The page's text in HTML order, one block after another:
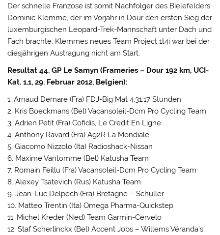
Der schnelle Franzose ist somit Nachfolger des Bielefelders
Dominic Klemme, der im Vorjahr in Dour den ersten Sieg der
luxemburgischen Leopard-Trek-Mannschaft unter Dach und
Fach brachte. Klemmes neues Team Project 1t4i war bei der
diesjährigen Austragung nicht am Start.
Resultat 44. GP Le Samyn (Frameries – Dour 192 km, UCI-
Kat. 1.1, 29. Februar 2012, Belgien):
1. Arnaud Demare (Fra) FDJ-Big Mat 4:31:17 Stunden
2. Kris Boeckmans (Bel) Vacansoleil-Dcm Pro Cycling Team
3. Adrien Petit (Fra) Cofidis, Le Credit En Ligne
4. Anthony Ravard (Fra) Ag2R La Mondiale
5. Giacomo Nizzolo (Ita) Radioshack-Nissan
6. Maxime Vantomme (Bel) Katusha Team
7. Romain Feillu (Fra) Vacansoleil-Dcm Pro Cycling Team
8. Alexey Tsatevich (Rus) Katusha Team
9. Jean-Luc Delpech (Fra) Bretagne – Schuller
10. Matteo Trentin (Ita) Omega Pharma-Quickstep
11. Michel Kreder (Ned) Team Garmin-Cervelo
12. Staf Scherlinckx (Bel) Accent Jobs – Willems Véranda’s